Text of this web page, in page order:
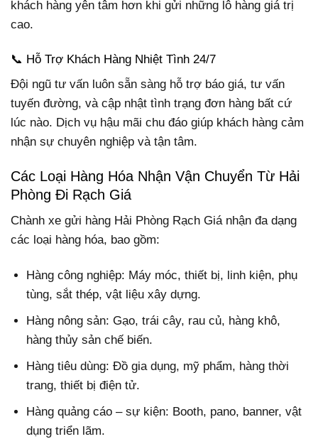
khách hàng yên tâm hơn khi gửi những lô hàng giá trị
cao.
📞 Hỗ Trợ Khách Hàng Nhiệt Tình 24/7
Đội ngũ tư vấn luôn sẵn sàng hỗ trợ báo giá, tư vấn
tuyến đường, và cập nhật tình trạng đơn hàng bất cứ
lúc nào. Dịch vụ hậu mãi chu đáo giúp khách hàng cảm
nhận sự chuyên nghiệp và tận tâm.
Các Loại Hàng Hóa Nhận Vận Chuyển Từ Hải
Phòng Đi Rạch Giá
Chành xe gửi hàng Hải Phòng Rạch Giá nhận đa dạng
các loại hàng hóa, bao gồm:
Hàng công nghiệp: Máy móc, thiết bị, linh kiện, phụ
tùng, sắt thép, vật liệu xây dựng.
Hàng nông sản: Gạo, trái cây, rau củ, hàng khô,
hàng thủy sản chế biến.
Hàng tiêu dùng: Đồ gia dụng, mỹ phẩm, hàng thời
trang, thiết bị điện tử.
Hàng quảng cáo – sự kiện: Booth, pano, banner, vật
dụng triển lãm.